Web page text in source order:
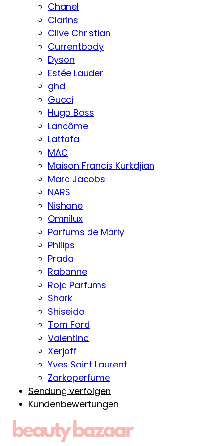
Chanel
Clarins
Clive Christian
Currentbody
Dyson
Estée Lauder
ghd
Gucci
Hugo Boss
Lancôme
Lattafa
MAC
Maison Francis Kurkdjian
Marc Jacobs
NARS
Nishane
Omnilux
Parfums de Marly
Philips
Prada
Rabanne
Roja Parfums
Shark
Shiseido
Tom Ford
Valentino
Xerjoff
Yves Saint Laurent
Zarkoperfume
Sendung verfolgen
Kundenbewertungen